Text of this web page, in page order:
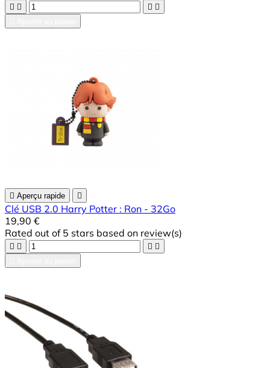
   
 Aperçu rapide 
Clé USB 2.0 Harry Potter : Ron - 32Go
19,90 €
Rated out of 5 stars based on review(s)
   